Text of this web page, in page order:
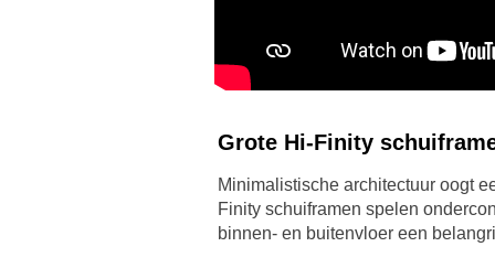
Grote Hi-Finity
Minimalistische architectuur oogt
Finity schuiframen spelen
binnen- en buitenvloer een